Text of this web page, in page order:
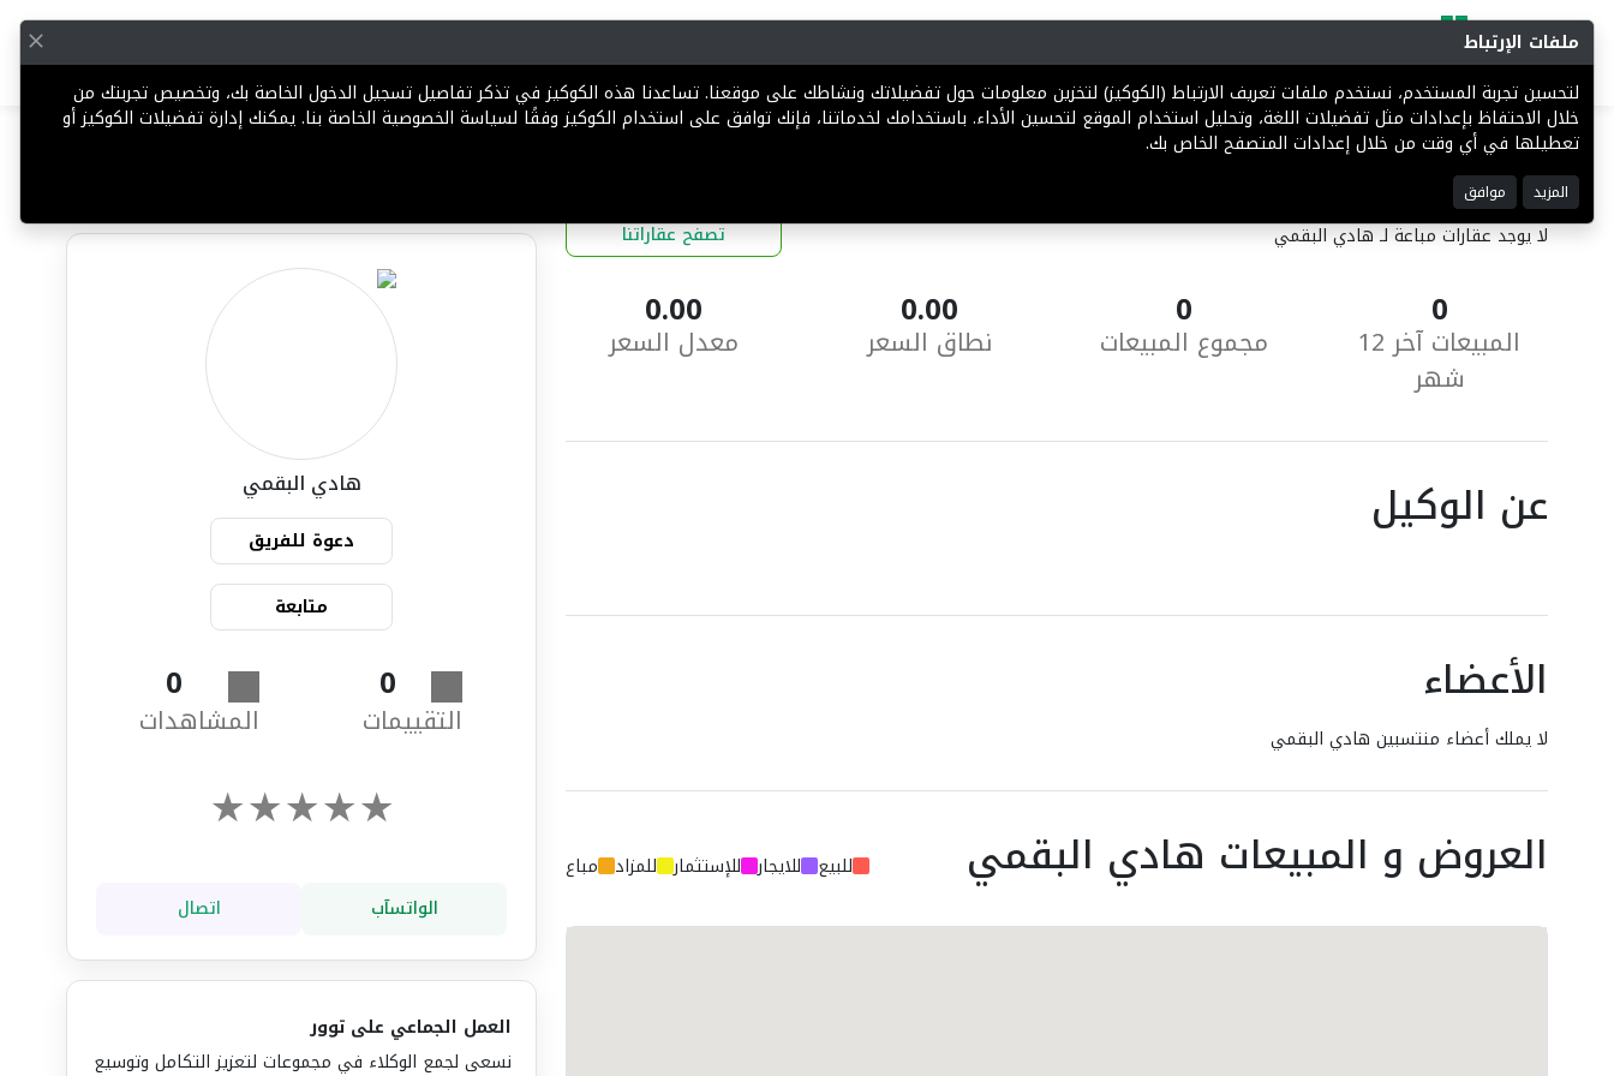
العقارات المباعة
لا يوجد عقارات مباعة لـ هادي البقمي تصفح عقاراتنا
0
المبيعات آخر 12
شهر
0
مجموع المبيعات
0.00
نطاق السعر
0.00
معدل السعر
عن الوكيل
الأعضاء
لا يملك أعضاء منتسبين هادي البقمي
العروض و المبيعات هادي البقمي للبيع للايجار للإستثمار للمزاد مباع
هادي البقمي
دعوة للفريق
متابعة
0
التقييمات
0
المشاهدات
★
★
★
★
★
الواتسآب اتصال
العمل الجماعي على توور
نسعى لجمع الوكلاء في مجموعات لتعزيز التكامل وتوسيع
ملفات الإرتباط
لتحسين تجربة المستخدم، نستخدم ملفات تعريف الارتباط (الكوكيز) لتخزين معلومات حول تفضيلاتك ونشاطك على موقعنا. تساعدنا هذه الكوكيز في تذكر تفاصيل تسجيل الدخول الخاصة بك، وتخصيص تجربتك من
خلال الاحتفاظ بإعدادات مثل تفضيلات اللغة، وتحليل استخدام الموقع لتحسين الأداء. باستخدامك لخدماتنا، فإنك توافق على استخدام الكوكيز وفقًا لسياسة الخصوصية الخاصة بنا. يمكنك إدارة تفضيلات الكوكيز أو
تعطيلها في أي وقت من خلال إعدادات المتصفح الخاص بك.
المزيد موافق